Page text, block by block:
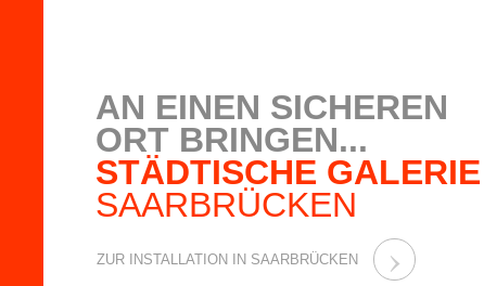
AN EINEN SICHEREN
ORT BRINGEN...
STÄDTISCHE GALERIE
SAARBRÜCKEN
ZUR INSTALLATION IN SAARBRÜCKEN ›